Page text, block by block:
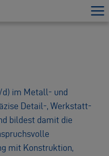
im Metall- und
Detail-, Werkstatt-
bildest damit die
mit Konstruktion,